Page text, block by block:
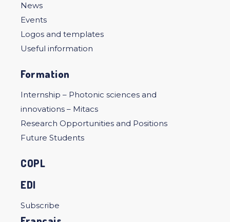
News
Events
Logos and templates
Useful information
Formation
Internship – Photonic sciences and
innovations – Mitacs
Research Opportunities and Positions
Future Students
COPL
EDI
Subscribe